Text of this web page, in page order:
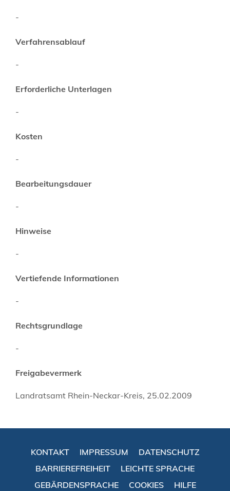
-
Verfahrensablauf
-
Erforderliche Unterlagen
-
Kosten
-
Bearbeitungsdauer
-
Hinweise
-
Vertiefende Informationen
-
Rechtsgrundlage
-
Freigabevermerk
Landratsamt Rhein-Neckar-Kreis, 25.02.2009
KONTAKT IMPRESSUM
DATENSCHUTZ
BARRIEREFREIHEIT
LEICHTE SPRACHE
GEBÄRDENSPRACHE
COOKIES HILFE